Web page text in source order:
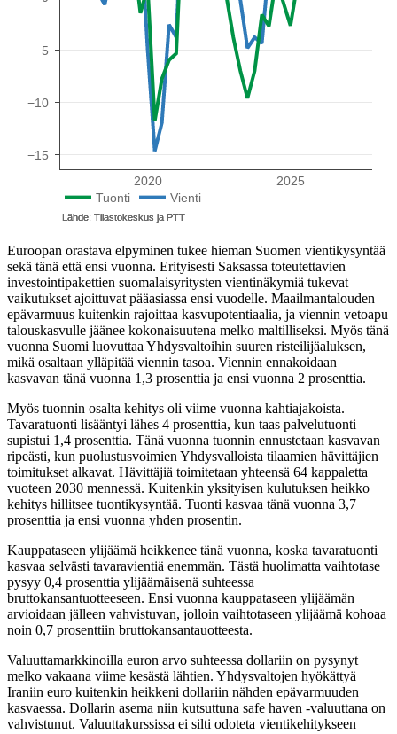
Euroopan orastava elpyminen tukee hieman Suomen vientikysyntää
sekä tänä että ensi vuonna. Erityisesti Saksassa toteutettavien
investointipakettien suomalaisyritysten vientinäkymiä tukevat
vaikutukset ajoittuvat pääasiassa ensi vuodelle. Maailmantalouden
epävarmuus kuitenkin rajoittaa kasvupotentiaalia, ja viennin vetoapu
talouskasvulle jäänee kokonaisuutena melko maltilliseksi. Myös tänä
vuonna Suomi luovuttaa Yhdysvaltoihin suuren risteilijäaluksen,
mikä osaltaan ylläpitää viennin tasoa. Viennin ennakoidaan
kasvavan tänä vuonna 1,3 prosenttia ja ensi vuonna 2 prosenttia.
Myös tuonnin osalta kehitys oli viime vuonna kahtiajakoista.
Tavaratuonti lisääntyi lähes 4 prosenttia, kun taas palvelutuonti
supistui 1,4 prosenttia. Tänä vuonna tuonnin ennustetaan kasvavan
ripeästi, kun puolustusvoimien Yhdysvalloista tilaamien hävittäjien
toimitukset alkavat. Hävittäjiä toimitetaan yhteensä 64 kappaletta
vuoteen 2030 mennessä. Kuitenkin yksityisen kulutuksen heikko
kehitys hillitsee tuontikysyntää. Tuonti kasvaa tänä vuonna 3,7
prosenttia ja ensi vuonna yhden prosentin.
Kauppataseen ylijäämä heikkenee tänä vuonna, koska tavaratuonti
kasvaa selvästi tavaravientiä enemmän. Tästä huolimatta vaihtotase
pysyy 0,4 prosenttia ylijäämäisenä suhteessa
bruttokansantuotteeseen. Ensi vuonna kauppataseen ylijäämän
arvioidaan jälleen vahvistuvan, jolloin vaihtotaseen ylijäämä kohoaa
noin 0,7 prosenttiin bruttokansantauotteesta.
Valuuttamarkkinoilla euron arvo suhteessa dollariin on pysynyt
melko vakaana viime kesästä lähtien. Yhdysvaltojen hyökättyä
Iraniin euro kuitenkin heikkeni dollariin nähden epävarmuuden
kasvaessa. Dollarin asema niin kutsuttuna safe haven -valuuttana on
vahvistunut. Valuuttakurssissa ei silti odoteta vientikehitykseen